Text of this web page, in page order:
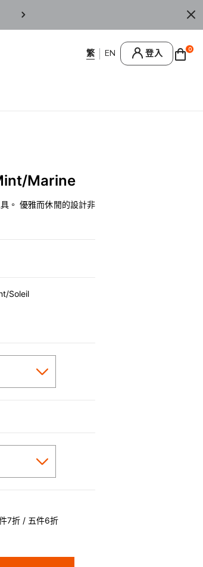
費 ！
登入 0
Marine
。 優雅而休閒的設計非
Soleil
7折 / 五件6折